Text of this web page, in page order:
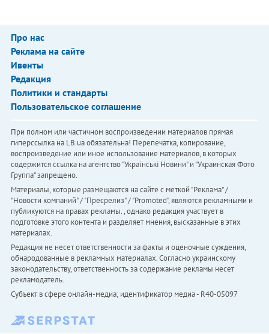
Про нас
Реклама на сайте
Ивенты
Редакция
Политики и стандарты
Пользовательское соглашение
При полном или частичном воспроизведении материалов прямая
гиперссылка на LB.ua обязательна! Перепечатка, копирование,
воспроизведение или иное использование материалов, в которых
содержится ссылка на агентство "Українськi Новини" и "Украинская Фото
Группа" запрещено.
Материалы, которые размещаются на сайте с меткой "Реклама" /
"Новости компаний" / "Пресрелиз" / "Promoted", являются рекламными и
публикуются на правах рекламы. , однако редакция участвует в
подготовке этого контента и разделяет мнения, высказанные в этих
материалах.
Редакция не несет ответственности за факты и оценочные суждения,
обнародованные в рекламных материалах. Согласно украинскому
законодательству, ответственность за содержание рекламы несет
рекламодатель.
Субъект в сфере онлайн-медиа; идентификатор медиа - R40-05097